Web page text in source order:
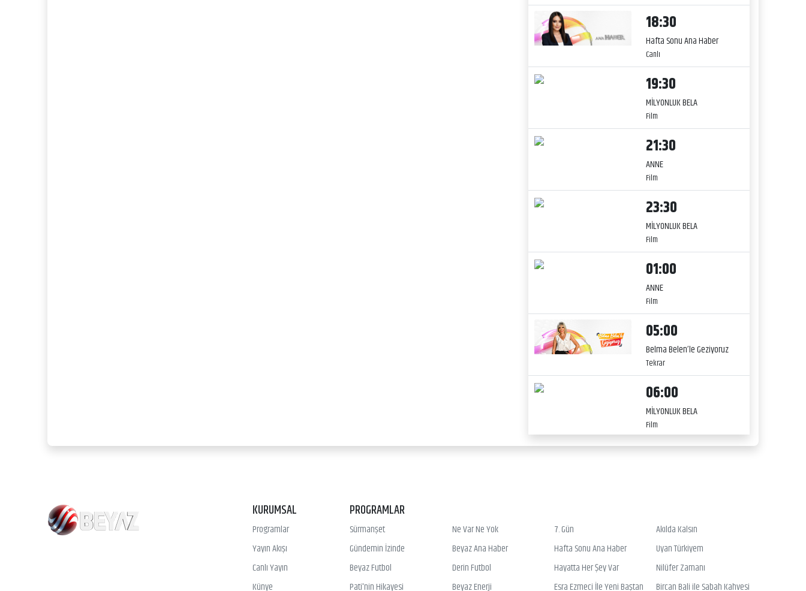
18:30
Hafta Sonu Ana Haber
Canlı
19:30
MİLYONLUK BELA
Film
21:30
ANNE
Film
23:30
MİLYONLUK BELA
Film
01:00
ANNE
Film
05:00
Belma Belen’le Geziyoruz
Tekrar
06:00
MİLYONLUK BELA
Film
KURUMSAL
Programlar
Yayın Akışı
Canlı Yayın
Künye
PROGRAMLAR
Sürmanşet Ne Var Ne Yok 7. Gün
Akılda Kalsın
Gündemin İzinde
Beyaz Ana Haber Hafta Sonu Ana Haber
Uyan Türkiyem
Beyaz Futbol
Derin Futbol Hayatta Her Şey Var
Nilüfer Zamanı
Pati'nin Hikayesi
Beyaz Enerji Esra Ezmeci İle Yeni Baştan Bircan Bali ile Sabah Kahvesi